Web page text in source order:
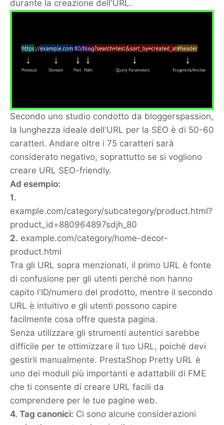
durante la creazione dell'URL.
Secondo uno studio condotto da bloggerspassion,
la lunghezza ideale dell'URL per la SEO è di 50-60
caratteri. Andare oltre i 75 caratteri sarà
considerato negativo, soprattutto se si vogliono
creare URL SEO-friendly.
Ad esempio:
1.
example.com/category/subcategory/product.html?
product_id=880964897sdjh_80
2. example.com/category/home-decor-
product.html
Tra gli URL sopra menzionati, il primo URL è fonte
di confusione per gli utenti perché non hanno
capito l'ID/numero del prodotto, mentre il secondo
URL è intuitivo e gli utenti possono capire
facilmente cosa offre questa pagina.
Senza utilizzare gli strumenti autentici sarebbe
difficile per te ottimizzare il tuo URL, poiché devi
gestirli manualmente. PrestaShop Pretty URL è
uno dei moduli più importanti e adattabili di FME
che ti consente di creare URL facili da
comprendere per le tue pagine web.
4. Tag canonici: Ci sono alcune considerazioni